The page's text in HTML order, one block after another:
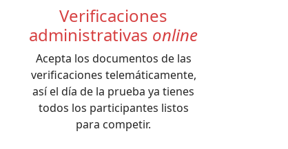
Verificaciones
administrativas online
Acepta los documentos de las
verificaciones telemáticamente,
así el día de la prueba ya tienes
todos los participantes listos
para competir.